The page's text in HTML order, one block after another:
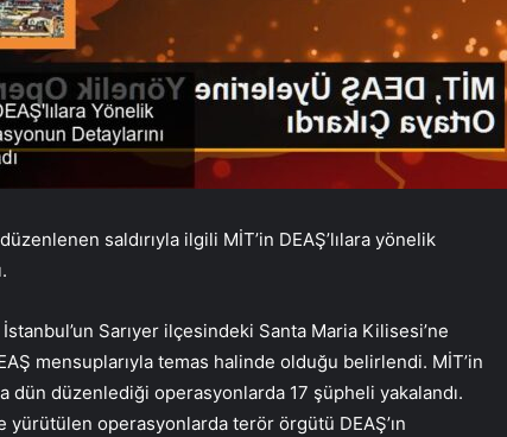
saldırıyla ilgili MİT’in DEAŞ’lılara yönelik
Sarıyer ilçesindeki Santa Maria Kilisesi’ne
mensuplarıyla temas halinde olduğu belirlendi. MİT’in
düzenlediği operasyonlarda 17 şüpheli yakalandı.
operasyonlarda terör örgütü DEAŞ’ın